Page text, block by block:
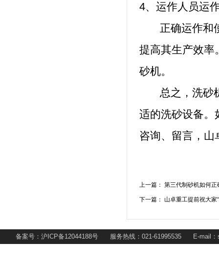
4、运作人员运
正确运作和使
提高其生产效率
砂机。
总之，洗砂机
适的洗砂设备。
咨询、留言，
上一篇： 第三代制砂机如何正
下一篇： 山卓重工提前祝大家
备案号：沪ICP备12044188号 服务热线：021-61995535 E-mail